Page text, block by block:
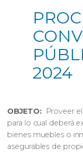
2024
OBJETO:Proveer el
para lo cual deberá
bienes muebles o
asegurables de